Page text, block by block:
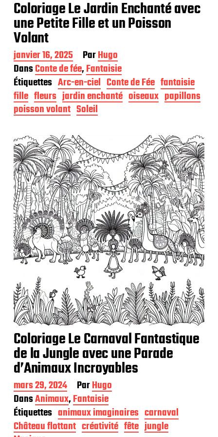
Coloriage Le Jardin Enchanté avec
une Petite Fille et un Poisson
Volant
D
a
t
e
d
e
p
l
i
c
a
t
i
o
n
janvier 16, 2025 ParHugo
DansConte de fée,Fantaisie
Étiquettes Arc-en-ciel Conte de Fée fantaisie
fille fleurs jardin enchanté oiseaux papillons
poisson volant Soleil
Coloriage Le Carnaval Fantastique
de la Jungle avec une Parade
d’Animaux Incroyables
D
a
t
e
d
mars 29, 2024 ParHugo
DansAnimaux,Fantaisie
Étiquettes animaux imaginaires carnaval
Château flottant créativité fête jungle